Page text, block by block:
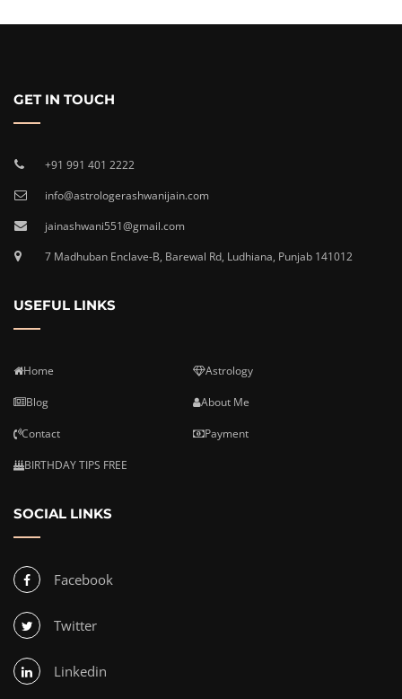
GET IN TOUCH
+91 991 401 2222
info@astrologerashwanijain.com
jainashwani551@gmail.com
7 Madhuban Enclave-B, Barewal Rd, Ludhiana, Punjab 141012
USEFUL LINKS
Home Astrology
Blog About Me
Contact Payment
BIRTHDAY TIPS FREE
SOCIAL LINKS
Facebook
Twitter
Linkedin